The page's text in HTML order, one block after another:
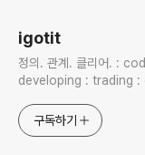
igotit
정의. 관계. 클리어. : coding : making : creating :
developing : trading :
구독하기